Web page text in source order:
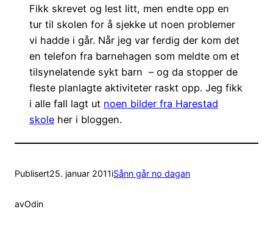
Fikk skrevet og lest litt, men endte opp en
tur til skolen for å sjekke ut noen problemer
vi hadde i går. Når jeg var ferdig der kom det
en telefon fra barnehagen som meldte om et
tilsynelatende sykt barn – og da stopper de
fleste planlagte aktiviteter raskt opp. Jeg fikk
i alle fall lagt ut noen bilder fra Harestad
skole her i bloggen.
Publisert25. januar 2011iSånn går no dagan
avOdin